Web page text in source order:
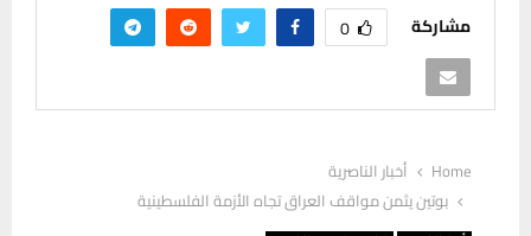
مشاركة 0
Home
أخبار الناصرية
بوتين يثمن مواقف العراق تجاه الأزمة الفلسطينية